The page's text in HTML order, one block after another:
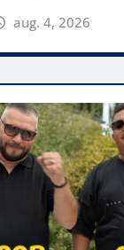
aug. 4, 2026